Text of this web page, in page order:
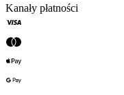
Kanały płatności